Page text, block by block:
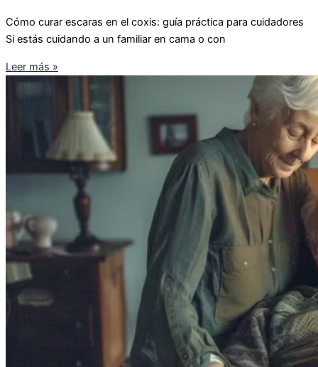
Cómo curar escaras en el coxis: guía práctica para cuidadores
Si estás cuidando a un familiar en cama o con
Leer más »